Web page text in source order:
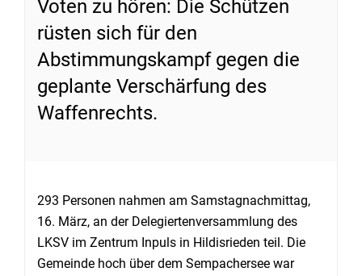
Voten zu hören: Die Schützen
rüsten sich für den
Abstimmungskampf gegen die
geplante Verschärfung des
Waffenrechts.
293 Personen nahmen am Samstagnachmittag,
16. März, an der Delegiertenversammlung des
LKSV im Zentrum Inpuls in Hildisrieden teil. Die
Gemeinde hoch über dem Sempachersee war